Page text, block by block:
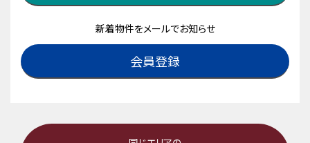
新着物件をメールでお知らせ
会員登録